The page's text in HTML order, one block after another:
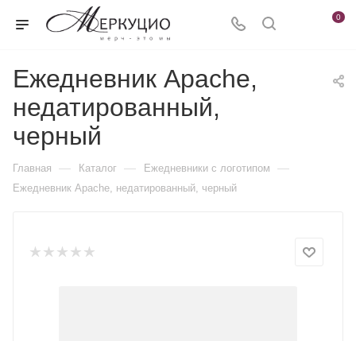
0
Ежедневник Apache,
недатированный,
черный
Главная — Каталог — Ежедневники c логотипом —
Ежедневник Apache, недатированный, черный